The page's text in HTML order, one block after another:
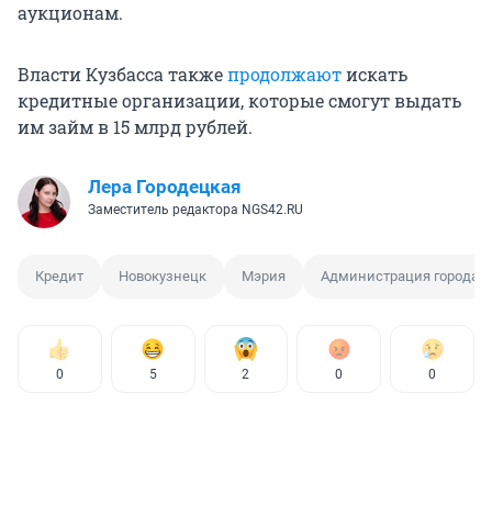
аукционам.
Власти Кузбасса такжепродолжаютискать
кредитные организации, которые смогут выдать
им займ в 15 млрд рублей.
Лера Городецкая
Заместитель редактора NGS42.RU
Кредит Новокузнецк Мэрия Администрация города
0 5 2 0 0